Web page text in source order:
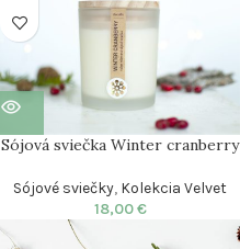
Sójová sviečka Winter cranberry
Sójové sviečky, Kolekcia Velvet
18,00€